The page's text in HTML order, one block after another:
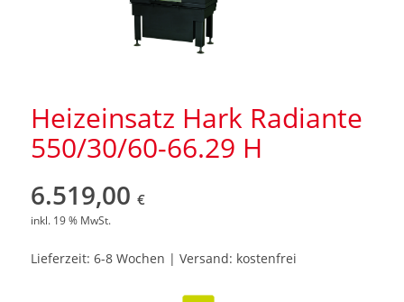
Heizeinsatz Hark Radiante
550/30/60-66.29 H
6.519,00 €
inkl. 19 % MwSt.
Lieferzeit: 6-8 Wochen | Versand: kostenfrei